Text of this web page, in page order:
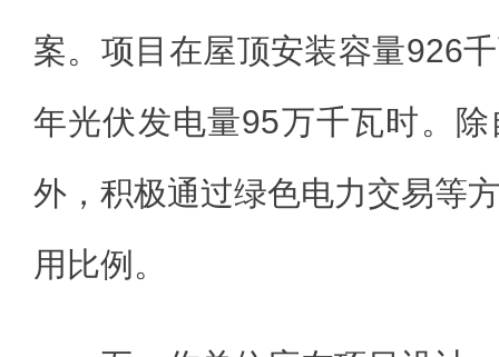
案。项目在屋顶安装容量926
年光伏发电量95万千瓦时。
外，积极通过绿色电力交易等
用比例。